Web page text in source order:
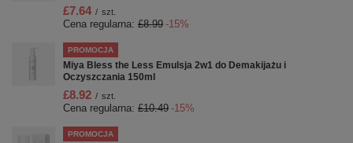
£7.64 / szt.
Cena regularna: £8.99 -15%
PROMOCJA
Miya Bless the Less Emulsja 2w1 do Demakijażu i
Oczyszczania 150ml
£8.92 / szt.
Cena regularna: £10.49 -15%
PROMOCJA